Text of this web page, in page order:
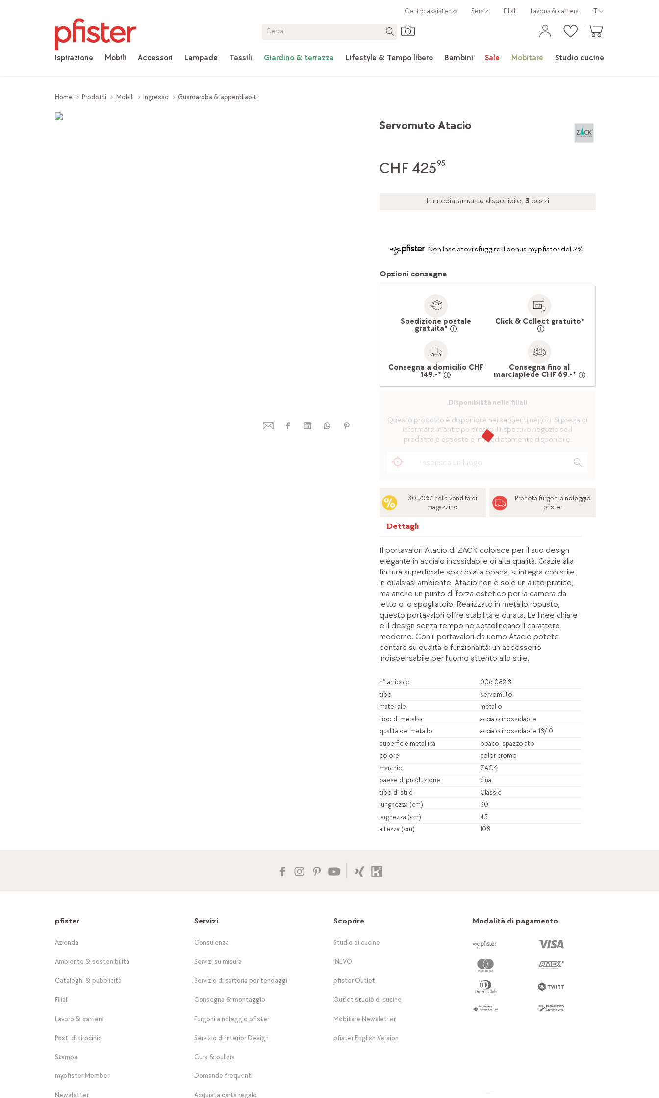
Ispirazione Mobili Accessori Lampade Tessili Giardino & terrazza Lifestyle & Tempo libero Bambini Sale Mobitare Studio cucine
Centro assistenza Servizi Filiali Lavoro & carriera IT
Home Prodotti Mobili Ingresso Guardaroba & appendiabiti
Servomuto Atacio
CHF 42595
Immediatamente disponibile, 3 pezzi
Non lasciatevi sfuggire il bonus mypfister del 2%
Opzioni consegna
Spedizione postale
gratuita*
Click & Collect gratuito*
Consegna a domicilio CHF
149.-*
Consegna fino al
marciapiede CHF 69.-*
Disponibilità nelle filiali
Questo prodotto è disponibile nei seguenti negozi. Si prega di
informarsi in anticipo presso il rispettivo negozio se il
prodotto è esposto e immediatamente disponibile.
30-70%* nella vendita di
magazzino
Prenota furgoni a noleggio
pfister
Dettagli
Il portavalori Atacio di ZACK colpisce per il suo design
elegante in acciaio inossidabile di alta qualità. Grazie alla
finitura superficiale spazzolata opaca, si integra con stile
in qualsiasi ambiente. Atacio non è solo un aiuto pratico,
ma anche un punto di forza estetico per la camera da
letto o lo spogliatoio. Realizzato in metallo robusto,
questo portavalori offre stabilità e durata. Le linee chiare
e il design senza tempo ne sottolineano il carattere
moderno. Con il portavalori da uomo Atacio potete
contare su qualità e funzionalità: un accessorio
indispensabile per l'uomo attento allo stile.
n° articolo
006.082.8
tipo
servomuto
materiale
metallo
tipo di metallo
acciaio inossidabile
qualità del metallo
acciaio inossidabile 18/10
superficie metallica
opaco, spazzolato
colore
color cromo
marchio
ZACK
paese di produzione
cina
tipo di stile
Classic
lunghezza (cm)
30
larghezza (cm)
45
altezza (cm)
108
pfister
Azienda
Ambiente & sostenibilità
Cataloghi & pubblicità
Filiali
Lavoro & carriera
Posti di tirocinio
Stampa
mypfister Member
Newsletter
Servizi
Consulenza
Servizi su misura
Servizio di sartoria per tendaggi
Consegna & montaggio
Furgoni a noleggio pfister
Servizio di interior Design
Cura & pulizia
Domande frequenti
Acquista carta regalo
Scoprire
Studio di cucine
INEVO
pfister Outlet
Outlet studio di cucine
Mobitare Newsletter
pfister English Version
Modalità di pagamento